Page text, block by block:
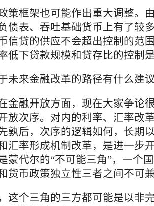
框架也可能作出重大调整。
债表、吞吐基础货币上有了较
信贷的供应不会超出控制的范
低下贷款规模和贷存比的控制
来金融改革的路径有什么建
融开放方面，现在大家争论
放次序。对内的利率、汇率改
孰后，次序的逻辑如何，长期
汇率形成机制改革，是进一步
蒙代尔的“不可能三角”，一个
货币政策独立性三者之间不可
个三角的三方都可能是以非